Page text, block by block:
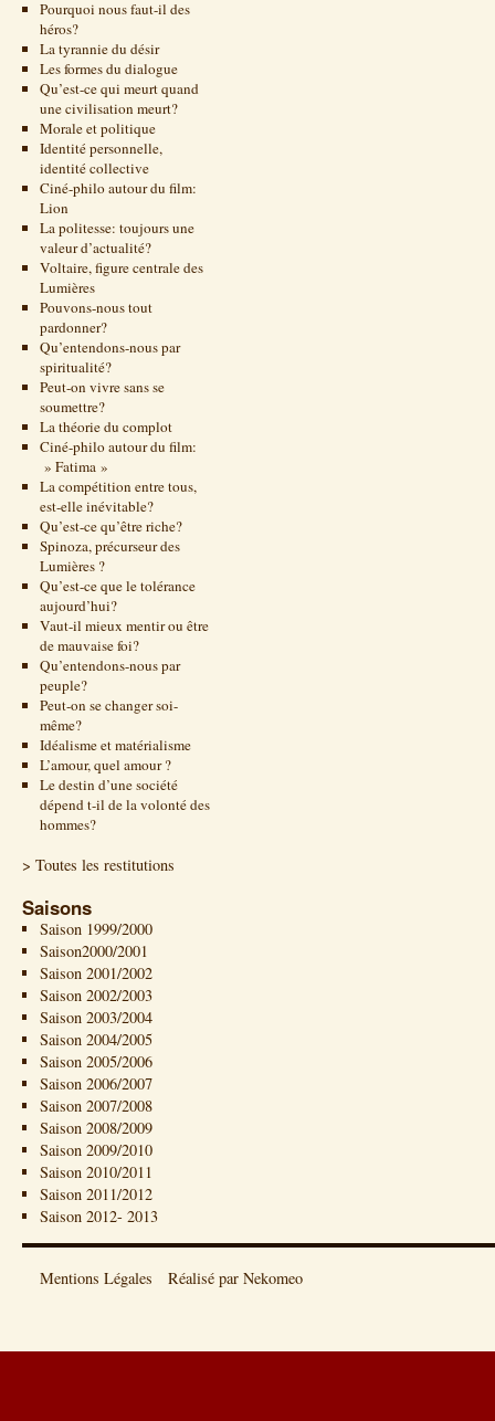
Pourquoi nous faut-il des
héros?
La tyrannie du désir
Les formes du dialogue
Qu’est-ce qui meurt quand
une civilisation meurt?
Morale et politique
Identité personnelle,
identité collective
Ciné-philo autour du film:
Lion
La politesse: toujours une
valeur d’actualité?
Voltaire, figure centrale des
Lumières
Pouvons-nous tout
pardonner?
Qu’entendons-nous par
spiritualité?
Peut-on vivre sans se
soumettre?
La théorie du complot
Ciné-philo autour du film:
» Fatima »
La compétition entre tous,
est-elle inévitable?
Qu’est-ce qu’être riche?
Spinoza, précurseur des
Lumières ?
Qu’est-ce que le tolérance
aujourd’hui?
Vaut-il mieux mentir ou être
de mauvaise foi?
Qu’entendons-nous par
peuple?
Peut-on se changer soi-
même?
Idéalisme et matérialisme
L’amour, quel amour ?
Le destin d’une société
dépend t-il de la volonté des
hommes?
> Toutes les restitutions
Saisons
Saison 1999/2000
Saison2000/2001
Saison 2001/2002
Saison 2002/2003
Saison 2003/2004
Saison 2004/2005
Saison 2005/2006
Saison 2006/2007
Saison 2007/2008
Saison 2008/2009
Saison 2009/2010
Saison 2010/2011
Saison 2011/2012
Saison 2012- 2013
Mentions Légales Réalisé par Nekomeo